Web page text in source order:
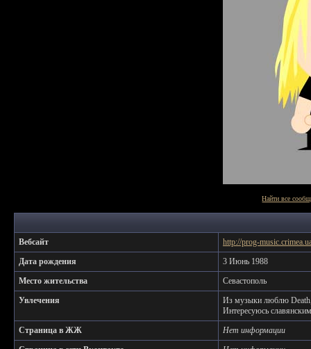
Найти все
Вебсайт
http://prog-
Дата рождения
3 Июнь 1988
Место жительства
Севастополь
Увлечения
Из музыки люблю
Интересуюсь
Страница в ЖЖ
Нет информации